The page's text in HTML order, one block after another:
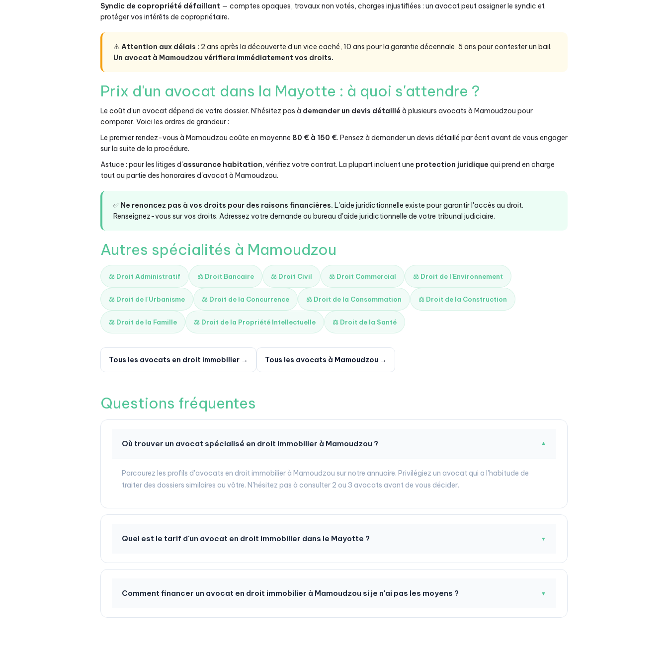
Syndic de copropriété défaillant — comptes opaques, travaux non votés, charges injustifiées : un avocat peut assigner le syndic et
protéger vos intérêts de copropriétaire.
⚠️ Attention aux délais : 2 ans après la découverte d'un vice caché, 10 ans pour la garantie décennale, 5 ans pour contester un bail.
Un avocat à Mamoudzou vérifiera immédiatement vos droits.
Prix d'un avocat dans la Mayotte : à quoi s'attendre ?
Le coût d'un avocat dépend de votre dossier. N'hésitez pas à demander un devis détaillé à plusieurs avocats à Mamoudzou pour
comparer. Voici les ordres de grandeur :
Le premier rendez-vous à Mamoudzou coûte en moyenne 80 € à 150 €. Pensez à demander un devis détaillé par écrit avant de vous engager
sur la suite de la procédure.
Astuce : pour les litiges d'assurance habitation, vérifiez votre contrat. La plupart incluent une protection juridique qui prend en charge
tout ou partie des honoraires d'avocat à Mamoudzou.
✅ Ne renoncez pas à vos droits pour des raisons financières. L'aide juridictionnelle existe pour garantir l'accès au droit.
Renseignez-vous sur vos droits. Adressez votre demande au bureau d'aide juridictionnelle de votre tribunal judiciaire.
Autres spécialités à Mamoudzou
⚖️ Droit Administratif ⚖️ Droit Bancaire ⚖️ Droit Civil ⚖️ Droit Commercial ⚖️ Droit de l'Environnement
⚖️ Droit de l'Urbanisme ⚖️ Droit de la Concurrence ⚖️ Droit de la Consommation ⚖️ Droit de la Construction
⚖️ Droit de la Famille ⚖️ Droit de la Propriété Intellectuelle ⚖️ Droit de la Santé
Tous les avocats en droit immobilier → Tous les avocats à Mamoudzou →
Questions fréquentes
Où trouver un avocat spécialisé en droit immobilier à Mamoudzou ? ▼
Parcourez les profils d'avocats en droit immobilier à Mamoudzou sur notre annuaire. Privilégiez un avocat qui a l'habitude de
traiter des dossiers similaires au vôtre. N'hésitez pas à consulter 2 ou 3 avocats avant de vous décider.
Quel est le tarif d'un avocat en droit immobilier dans le Mayotte ? ▼
Comment financer un avocat en droit immobilier à Mamoudzou si je n'ai pas les moyens ? ▼